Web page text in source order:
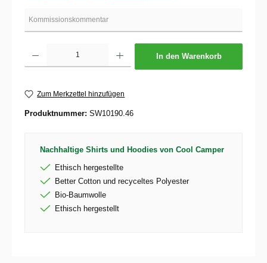
In den Warenkorb
Zum Merkzettel hinzufügen
Produktnummer: SW10190.46
Nachhaltige Shirts und Hoodies von Cool Camper
Ethisch hergestellte
Better Cotton und recyceltes Polyester
Bio-Baumwolle
Ethisch hergestellt